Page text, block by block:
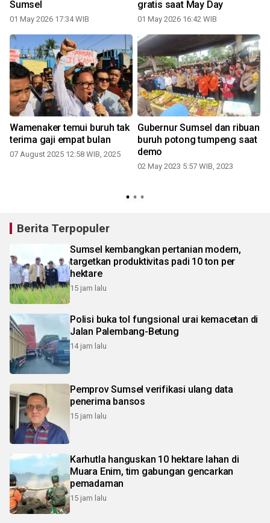
Sumsel
01 May 2026 17:34 WIB
gratis saat May Day
01 May 2026 16:42 WIB
Wamenaker temui buruh tak
terima gaji empat bulan
07 August 2025 12:58 WIB, 2025
Gubernur Sumsel dan ribuan
buruh potong tumpeng saat
demo
02 May 2023 5:57 WIB, 2023
Berita Terpopuler
Sumsel kembangkan pertanian modern,
targetkan produktivitas padi 10 ton per
hektare
15 jam lalu
Polisi buka tol fungsional urai kemacetan di
Jalan Palembang-Betung
14 jam lalu
Pemprov Sumsel verifikasi ulang data
penerima bansos
15 jam lalu
Karhutla hanguskan 10 hektare lahan di
Muara Enim, tim gabungan gencarkan
pemadaman
15 jam lalu